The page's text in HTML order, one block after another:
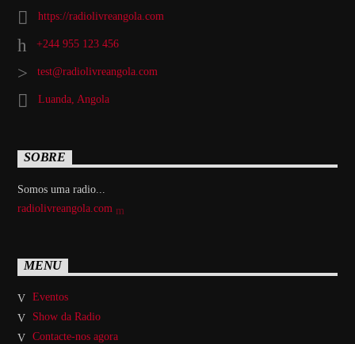
https://radiolivreangola.com
+244 955 123 456
test@radiolivreangola.com
Luanda, Angola
SOBRE
Somos uma radio...
radiolivreangola.com
MENU
Eventos
Show da Radio
Contacte-nos agora